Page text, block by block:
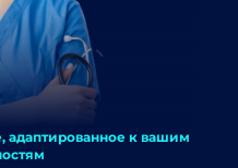
адаптированное к вашим